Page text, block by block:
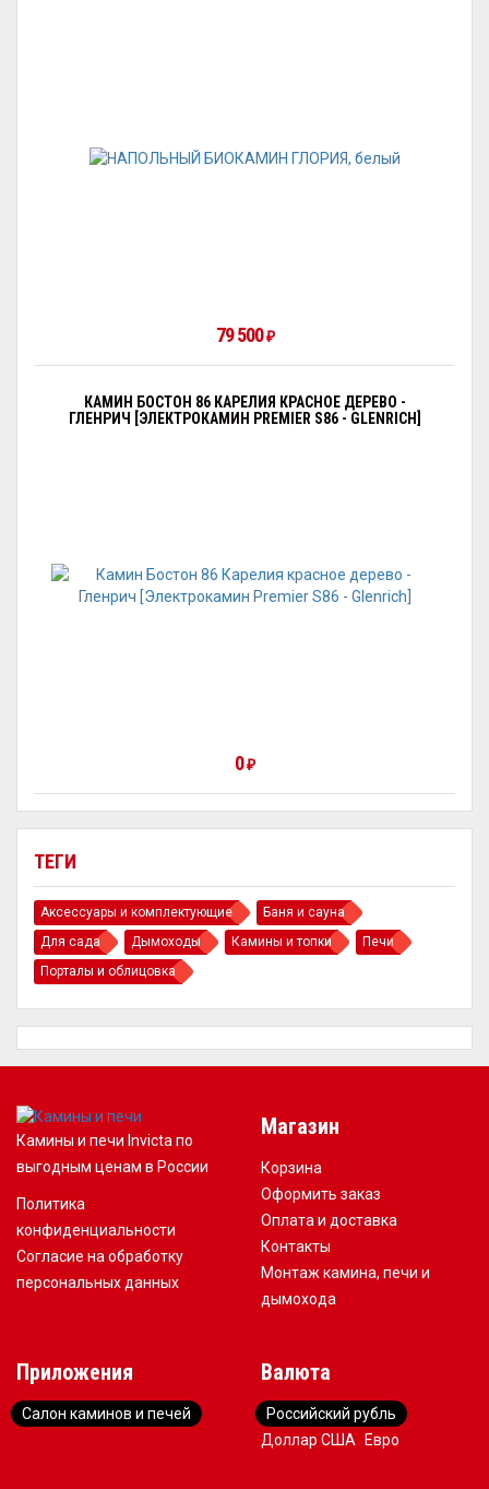
ТЕГИ
Аксессуары и комплектующие
Баня и сауна
Для сада
Дымоходы Камины и топки
Печи
Порталы и облицовка
79 500 ₽
КАМИН БОСТОН 86 КАРЕЛИЯ КРАСНОЕ ДЕРЕВО -
ГЛЕНРИЧ [ЭЛЕКТРОКАМИН PREMIER S86 - GLENRICH]
0 ₽
Камины и печи Invicta по
выгодным ценам в России
Политика
конфиденциальности
Согласие на обработку
персональных данных
Магазин
Корзина
Оформить заказ
Оплата и доставка
Контакты
Монтаж камина, печи и
дымохода
Приложения
Салон каминов и печей
Валюта
Российский рубль
Доллар США
Евро